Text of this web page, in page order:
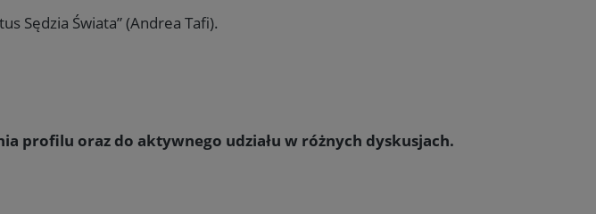
Sędzia Świata” (Andrea Tafi).
profilu oraz do aktywnego udziału w różnych dyskusjach.